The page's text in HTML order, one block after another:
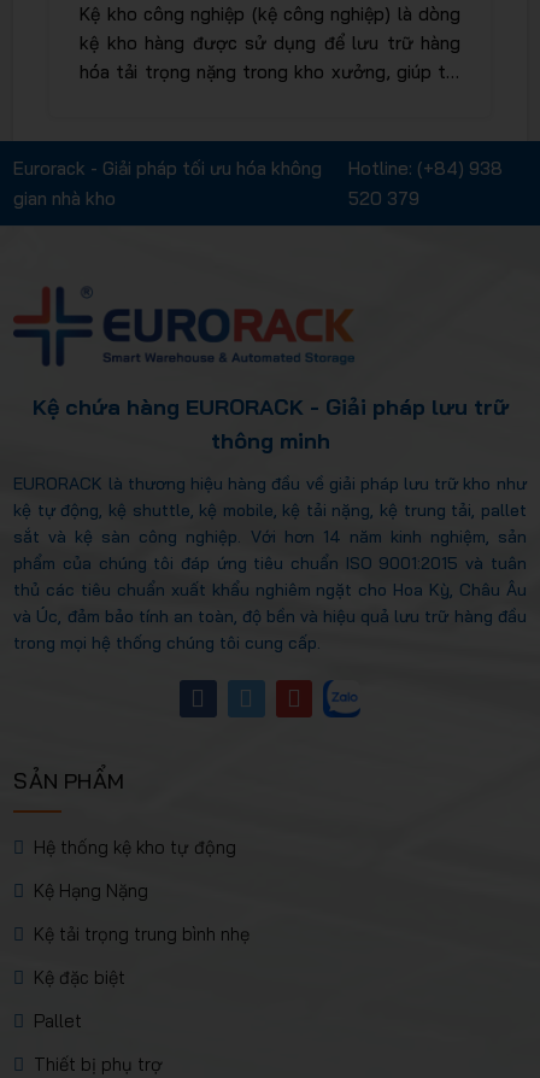
Đi tìm lời giải cho câu hỏi thuê tàu chợ là gì?
Bài viết là những thông tin chắt
lọc về phương thức vận chuyển mà chủ hàng
chở hàng hóa từ cảng này qua cảng khác.
Eurorack - Giải pháp tối ưu hóa không
gian nhà kho
Hotline: (+84) 938
520 379
Kệ chứa hàng EURORACK - Giải pháp lưu trữ
thông minh
EURORACK là thương hiệu hàng đầu về giải pháp lưu trữ kho như
kệ tự động, kệ shuttle, kệ mobile, kệ tải nặng, kệ trung tải, pallet
sắt và kệ sàn công nghiệp. Với hơn 14 năm kinh nghiệm, sản
phẩm của chúng tôi đáp ứng tiêu chuẩn ISO 9001:2015 và tuân
thủ các tiêu chuẩn xuất khẩu nghiêm ngặt cho Hoa Kỳ, Châu Âu
và Úc, đảm bảo tính an toàn, độ bền và hiệu quả lưu trữ hàng đầu
trong mọi hệ thống chúng tôi cung cấp.
SẢN PHẨM
Hệ thống kệ kho tự động
Kệ Hạng Nặng
Kệ tải trọng trung bình nhẹ
Kệ đặc biệt
Pallet
Thiết bị phụ trợ